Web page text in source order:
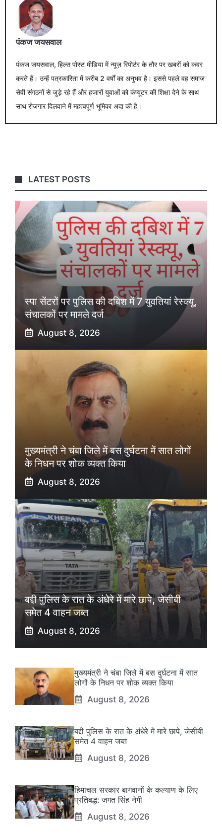
पंकज जयसवाल
पंकज जयसवाल, हिल्स पोस्ट मीडिया में न्यूज़ रिपोर्टर के तौर पर खबरों को कवर
करते हैं। उन्हें पत्रकारिता में करीब 2 वर्षों का अनुभव है। इससे पहले वह समाज
सेवी संगठनों से जुड़े रहे हैं और हजारों युवाओं को कंप्यूटर की शिक्षा देने के साथ
साथ रोजगार दिलवाने में महत्वपूर्ण भूमिका अदा की है।
LATEST POSTS
स्पा सेंटरों पर पुलिस की दबिश में 7 युवतियां रेस्क्यू,
संचालकों पर मामले दर्ज
August 8, 2026
मुख्यमंत्री ने चंबा जिले में बस दुर्घटना में सात लोगों
के निधन पर शोक व्यक्त किया
August 8, 2026
बद्दी पुलिस के रात के अंधेरे में मारे छापे, जेसीबी
समेत 4 वाहन जब्त
August 8, 2026
मुख्यमंत्री ने चंबा जिले में बस दुर्घटना में सात
लोगों के निधन पर शोक व्यक्त किया
August 8, 2026
बद्दी पुलिस के रात के अंधेरे में मारे छापे, जेसीबी
समेत 4 वाहन जब्त
August 8, 2026
हिमाचल सरकार बागवानों के कल्याण के लिए
प्रतिबद्ध: जगत सिंह नेगी
August 8, 2026